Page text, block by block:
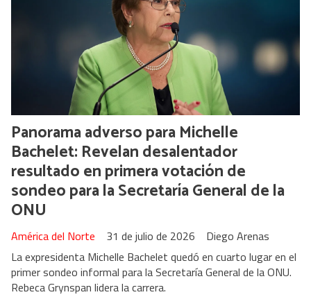
Panorama adverso para Michelle
Bachelet: Revelan desalentador
resultado en primera votación de
sondeo para la Secretaría General de la
ONU
Diego Arenas
América del Norte
31 de julio de 2026
La expresidenta Michelle Bachelet quedó en cuarto lugar en el
primer sondeo informal para la Secretaría General de la ONU.
Rebeca Grynspan lidera la carrera.